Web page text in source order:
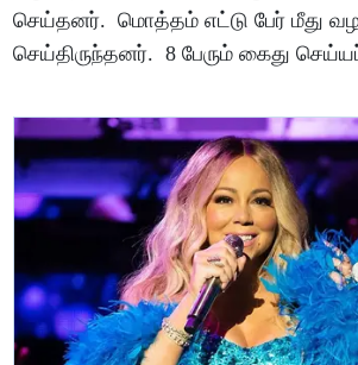
செய்தனர். மொத்தம் எட்டு பேர் மீது
செய்திருந்தனர். 8 பேரும் கைது